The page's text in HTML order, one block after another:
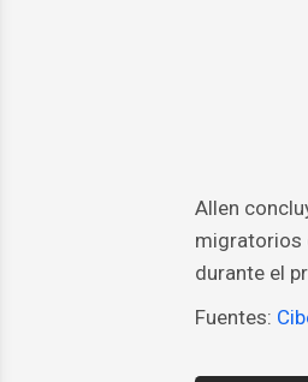
Allen
migratorios
durante el
Fuentes: